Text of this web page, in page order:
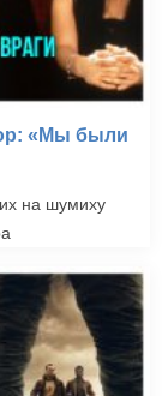
«Мы были
на шумиху